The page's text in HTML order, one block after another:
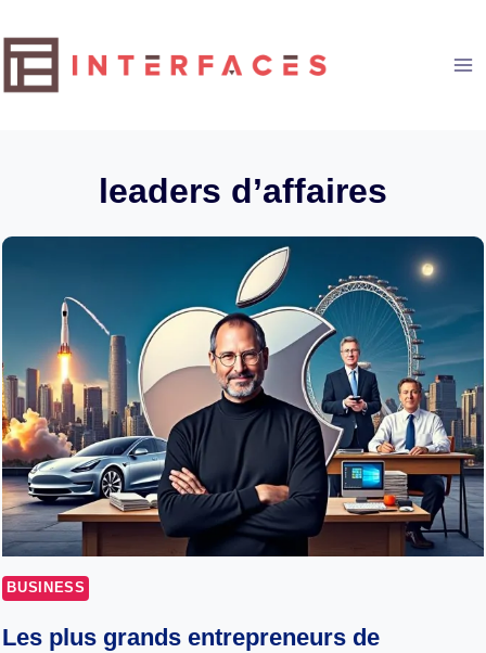
au
contenu
leaders d’affaires
BUSINESS
Les plus grands entrepreneurs de